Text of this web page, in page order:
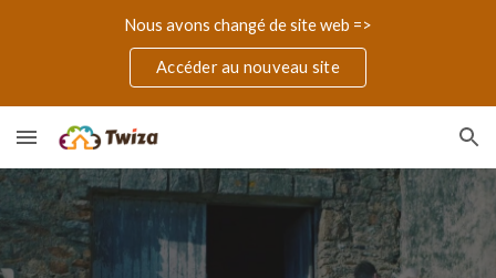
Nous avons changé de site web =>
Accéder au nouveau site